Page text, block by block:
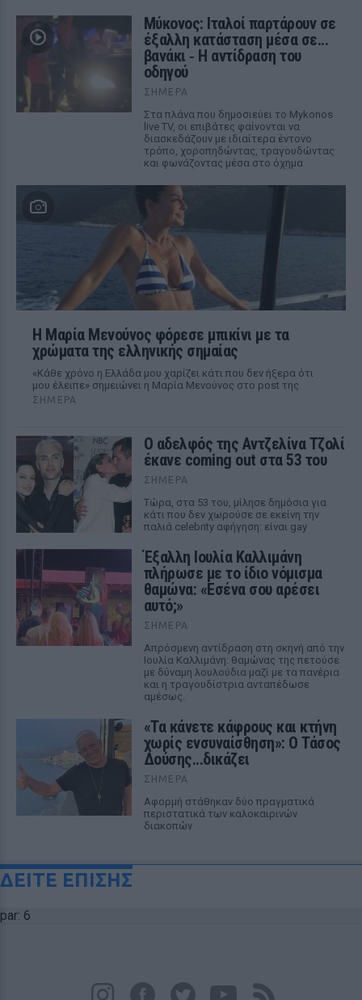
Μύκονος: Ιταλοί παρτάρουν σε
έξαλλη κατάσταση μέσα σε...
βανάκι ‑ Η αντίδραση του
οδηγού
ΣΉΜΕΡΑ
Στα πλάνα που δημοσιεύει το Mykonos
live TV, οι επιβάτες φαίνονται να
διασκεδάζουν με ιδιαίτερα έντονο
τρόπο, χοροπηδώντας, τραγουδώντας
και φωνάζοντας μέσα στο όχημα
Η Μαρία Μενούνος φόρεσε μπικίνι με τα
χρώματα της ελληνικής σημαίας
«Κάθε χρόνο η Ελλάδα μου χαρίζει κάτι που δεν ήξερα ότι
μου έλειπε» σημειώνει η Μαρία Μενούνος στο post της
ΣΉΜΕΡΑ
Ο αδελφός της Αντζελίνα Τζολί
έκανε coming out στα 53 του
ΣΉΜΕΡΑ
Τώρα, στα 53 του, μίλησε δημόσια για
κάτι που δεν χωρούσε σε εκείνη την
παλιά celebrity αφήγηση: είναι gay
Έξαλλη Ιουλία Καλλιμάνη
πλήρωσε με το ίδιο νόμισμα
θαμώνα: «Εσένα σου αρέσει
αυτό;»
ΣΉΜΕΡΑ
Απρόσμενη αντίδραση στη σκηνή από την
Ιουλία Καλλιμάνη: θαμώνας της πετούσε
με δύναμη λουλούδια μαζί με τα πανέρια
και η τραγουδίστρια ανταπέδωσε
αμέσως.
«Τα κάνετε κάφρους και κτήνη
χωρίς ενσυναίσθηση»: Ο Τάσος
Δούσης...δικάζει
ΣΉΜΕΡΑ
Αφορμή στάθηκαν δύο πραγματικά
περιστατικά των καλοκαιρινών
διακοπών
ΔΕΙΤΕ ΕΠΙΣΗΣ
par: 6